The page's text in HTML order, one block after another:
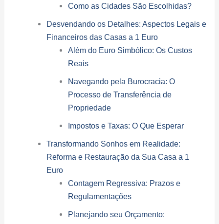
Como as Cidades São Escolhidas?
Desvendando os Detalhes: Aspectos Legais e
Financeiros das Casas a 1 Euro
Além do Euro Simbólico: Os Custos
Reais
Navegando pela Burocracia: O
Processo de Transferência de
Propriedade
Impostos e Taxas: O Que Esperar
Transformando Sonhos em Realidade:
Reforma e Restauração da Sua Casa a 1
Euro
Contagem Regressiva: Prazos e
Regulamentações
Planejando seu Orçamento: